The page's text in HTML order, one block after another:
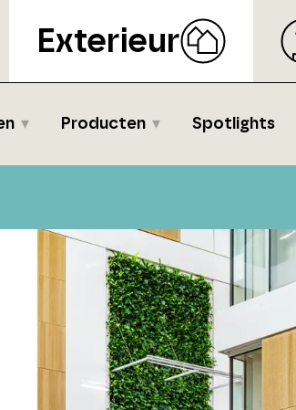
Exterieur
Producten Spotlights